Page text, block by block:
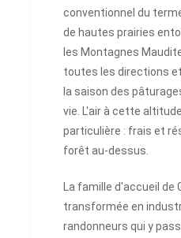
conventionnel du
de hautes prairies
les Montagnes
toutes les directions
la saison des
vie. L'air à cette
particulière : frais et
forêt au-dessus.
La famille d'accueil de
transformée en
randonneurs qui y